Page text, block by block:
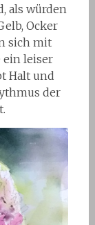
als würden
Ocker
sich mit
ein leiser
Halt und
der